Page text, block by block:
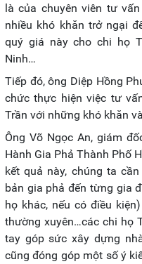
là của chuyên viên tư
nhiều khó khăn trở ngại
quý giá này cho chi họ
Ninh…
Tiếp đó, ông Diệp Hồng
chức thực hiện việc tư
Trần với những khó khăn
Ông Võ Ngọc An, giám
Hành Gia Phả Thành Phố
kết quả này, chúng ta
bản gia phả đến từng gia
họ khác, nếu có điều
thường xuyên…các chi họ
tay góp sức xây dựng
cũng đóng góp một số ý